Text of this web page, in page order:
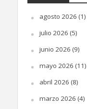
agosto 2026 (1)
julio 2026 (5)
junio 2026 (9)
mayo 2026 (11)
abril 2026 (8)
marzo 2026 (4)